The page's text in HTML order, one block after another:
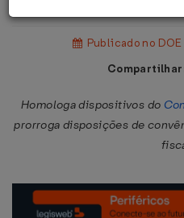
Publicado no
Homologa dispositivos do
prorroga disposições de